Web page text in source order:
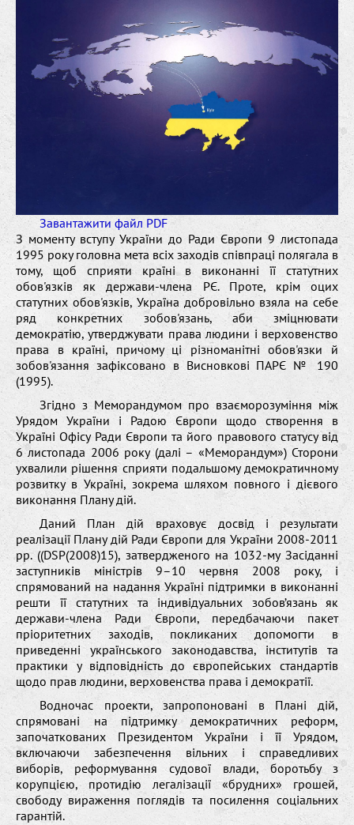
Завантажити файл PDF
З моменту вступу України до Ради Європи 9 листопада
1995 року головна мета всіх заходів співпраці полягала в
тому, щоб сприяти країні в виконанні її статутних
обов'язків як держави-члена РЄ. Проте, крім оцих
статутних обов'язків, Україна добровільно взяла на себе
ряд конкретних зобов'язань, аби зміцнювати
демократію, утверджувати права людини і верховенство
права в країні, причому ці різноманітні обов'язки й
зобов'язання зафіксовано в Висновкові ПАРЄ № 190
(1995).
Згідно з Меморандумом про взаєморозуміння між
Урядом України і Радою Європи щодо створення в
Україні Офісу Ради Європи та його правового статусу від
6 листопада 2006 року (далі – «Меморандум») Сторони
ухвалили рішення сприяти подальшому демократичному
розвитку в Україні, зокрема шляхом повного і дієвого
виконання Плану дій.
Даний План дій враховує досвід і результати
реалізації Плану дій Ради Європи для України 2008-2011
рр. ((DSP(2008)15), затвердженого на 1032-му Засіданні
заступників міністрів 9–10 червня 2008 року, і
спрямований на надання Україні підтримки в виконанні
решти її статутних та індивідуальних зобов’язань як
держави-члена Ради Європи, передбачаючи пакет
пріоритетних заходів, покликаних допомогти в
приведенні українського законодавства, інститутів та
практики у відповідність до європейських стандартів
щодо прав людини, верховенства права і демократії.
Водночас проекти, запропоновані в Плані дій,
спрямовані на підтримку демократичних реформ,
започаткованих Президентом України і її Урядом,
включаючи забезпечення вільних і справедливих
виборів, реформування судової влади, боротьбу з
корупцією, протидію легалізації «брудних» грошей,
свободу вираження поглядів та посилення соціальних
гарантій.